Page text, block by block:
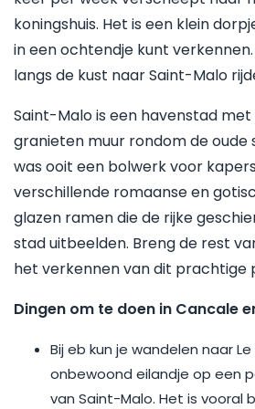
koningshuis. Het is een klein
in een ochtendje kunt
langs de kust naar Saint-Malo
Saint-Malo is een havenstad
granieten muur rondom de oude
was ooit een bolwerk voor
verschillende romaanse en
glazen ramen die de rijke
stad uitbeelden. Breng de rest
het verkennen van dit prachtige
Dingen om te doen in Cancale
Bij eb kun je wandelen naar
onbewoond eilandje op een
van Saint-Malo. Het is vooral